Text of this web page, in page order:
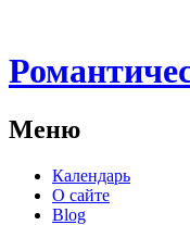
Меню
Календарь
О сайте
Blog